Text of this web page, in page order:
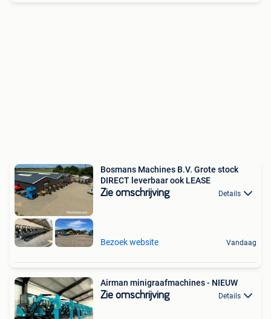
Bosmans Machines B.V. Grote stock
DIRECT leverbaar ook LEASE
Zie omschrijving Details
Bezoek website Vandaag
Airman minigraafmachines - NIEUW
Zie omschrijving Details